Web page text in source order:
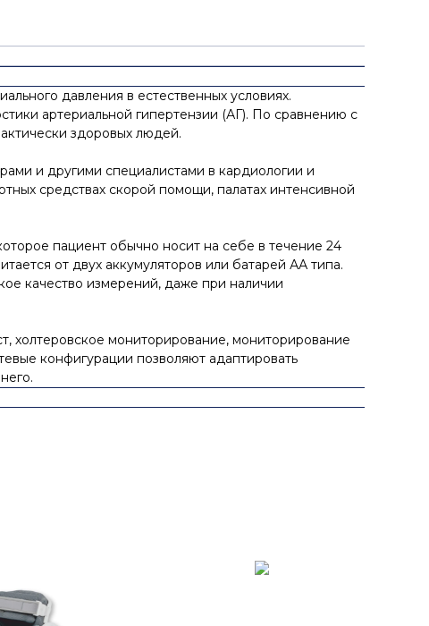
давления в естественных условиях.
артериальной гипертензии (АГ). По сравнению с
здоровых людей.
и другими специалистами в кардиологии и
средствах скорой помощи, палатах интенсивной
пациент обычно носит на себе в течение 24
от двух аккумуляторов или батарей АА типа.
качество измерений, даже при наличии
холтеровское мониторирование, мониторирование
конфигурации позволяют адаптировать